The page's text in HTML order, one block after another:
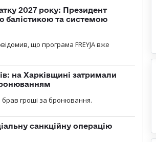
2027 року: Президент
балістикою та системою
що програма FREYJA вже
на Харківщині затримали
гроші за бронювання.
санкційну операцію